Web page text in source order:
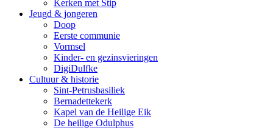
Kerken met Stip
Jeugd & jongeren
Doop
Eerste communie
Vormsel
Kinder- en gezinsvieringen
DigiDulfke
Cultuur & historie
Sint-Petrusbasiliek
Bernadettekerk
Kapel van de Heilige Eik
De heilige Odulphus